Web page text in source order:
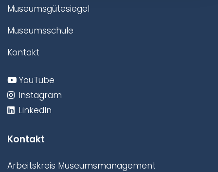
Museumsgütesiegel
Museumsschule
Kontakt
YouTube
Instagram
LinkedIn
Kontakt
Arbeitskreis Museumsmanagement